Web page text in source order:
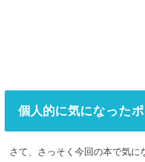
個人的に気になった
さて、さっそく今回の本で気に